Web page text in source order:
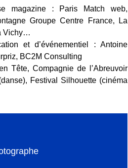
magazine : Paris Match web,
Groupe Centre France, La
Vichy…
et d’événementiel : Antoine
BC2M Consulting
Tête, Compagnie de l’Abreuvoir
Festival Silhouette (cinéma